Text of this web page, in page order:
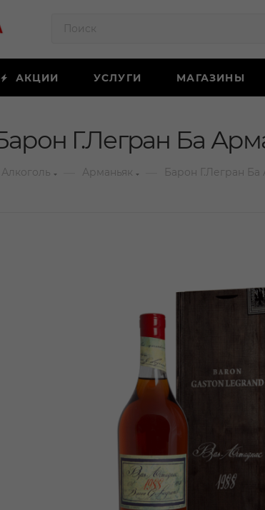
АКЦИИ УСЛУГИ МАГАЗИНЫ
Г.Легран Ба
Алкоголь Арманьяк Барон Г.Легран Ба